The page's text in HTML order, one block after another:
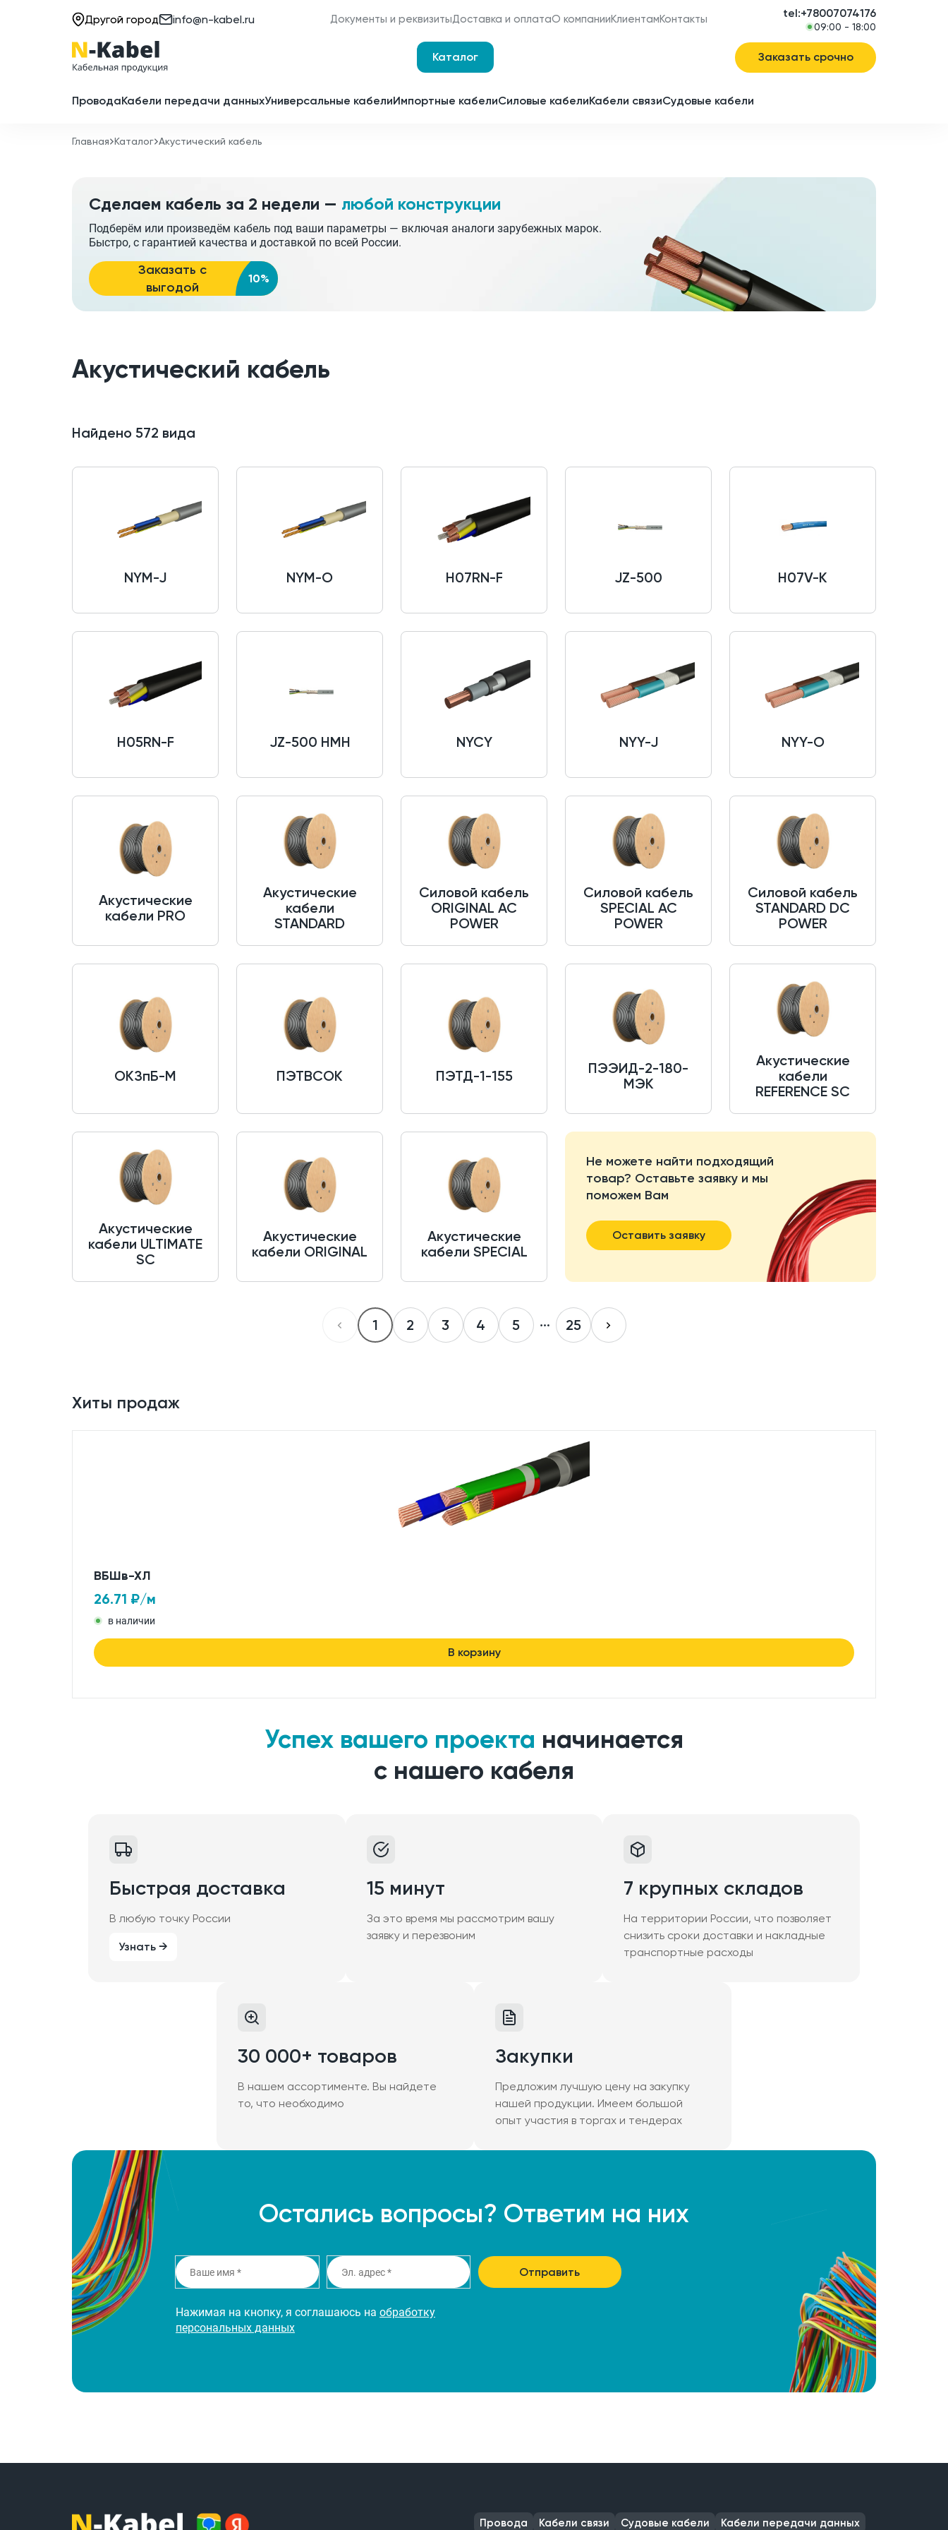
Другой город info@n-kabel.ru Документы и реквизитыДоставка и оплатаО компании
Наши сертификаты
Клиентам
Оплата и доставка
Получить спецпредложение
Контакты tel:+78007074176
09:00 - 18:00
Каталог Заказать срочно
ПроводаКабели передачи данныхУниверсальные кабелиИмпортные кабелиСиловые кабелиКабели связиСудовые кабели
Главная Каталог Акустический кабель
Сделаем кабель за 2 недели — любой конструкции
Подберём или произведём кабель под ваши параметры — включая аналоги зарубежных марок.
Быстро, с гарантией качества и доставкой по всей России.
Заказать с
выгодой
10%
Акустический кабель
Найдено 572 вида
NYM-J NYM-O H07RN-F JZ-500 H07V-K
H05RN-F JZ-500 HMH NYCY NYY-J NYY-O
Акустические
кабели PRO
Акустические
кабели
STANDARD
Силовой кабель
ORIGINAL AC
POWER
Силовой кабель
SPECIAL AC
POWER
Силовой кабель
STANDARD DC
POWER
ОКЗпБ-М ПЭТВСОК ПЭТД-1-155
ПЭЭИД-2-180-
МЭК
Акустические
кабели
REFERENCE SC
Акустические
кабели ULTIMATE
SC
Акустические
кабели ORIGINAL
Акустические
кабели SPECIAL
Не можете найти подходящий
товар? Оставьте заявку и мы
поможем Вам
Оставить заявку
1 2 3 4 5 25
Хиты продаж
ВБШв-ХЛ
26.71 ₽/м
в наличии
В корзину
Успех вашего проекта начинается
с нашего кабеля
Быстрая доставка
В любую точку России
Узнать →
15 минут
За это время мы рассмотрим вашу
заявку и перезвоним
7 крупных складов
На территории России, что позволяет
снизить сроки доставки и накладные
транспортные расходы
30 000+ товаров
В нашем ассортименте. Вы найдете
то, что необходимо
Закупки
Предложим лучшую цену на закупку
нашей продукции. Имеем большой
опыт участия в торгах и тендерах
Остались вопросы? Ответим на них
Отправить
Нажимая на кнопку, я соглашаюсь на обработку
персональных данных
Провода Кабели связи Судовые кабели Кабели передачи данных